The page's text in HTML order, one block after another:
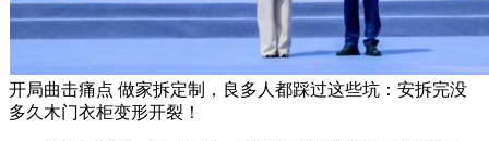
开局曲击痛点 做家拆定制，良多人都踩过这些坑：安拆完没
多久木门衣柜变形开裂！